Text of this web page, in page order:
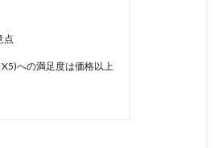
点
への満足度は価格以上